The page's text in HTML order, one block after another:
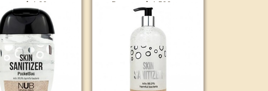
30 мл
Peppermint 500 мл